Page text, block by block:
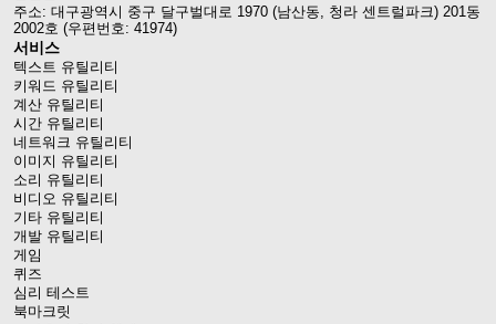
주소: 대구광역시 중구 달구벌대로 1970 (남산동, 청라 센트럴파크) 201동
2002호 (우편번호: 41974)
서비스
텍스트 유틸리티
키워드 유틸리티
계산 유틸리티
시간 유틸리티
네트워크 유틸리티
이미지 유틸리티
소리 유틸리티
비디오 유틸리티
기타 유틸리티
개발 유틸리티
게임
퀴즈
심리 테스트
북마크릿